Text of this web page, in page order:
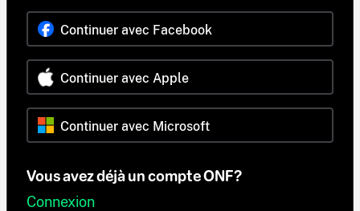
Continuer avec Facebook
Continuer avec Apple
Continuer avec Microsoft
Vous avez déjà un compte ONF?
Connexion